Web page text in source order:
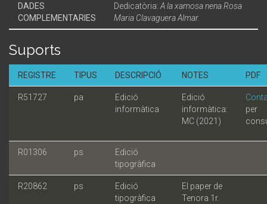
DADES
COMPLEMENTARIES
Dedicatòria: A la xamosa nena Rosa
Maria Clavaguera Almar.
Suports
REGISTRE TIPUS DESCRIPCIÓ NOTES PDF
R51727 pa
Edició
informàtica
Edició
informàtica:
MC (2021)
per
R01306 ps
Edició
tipogràfica
R20862 ps
Edició
tipogràfica
El paper de
Tenora 1r.